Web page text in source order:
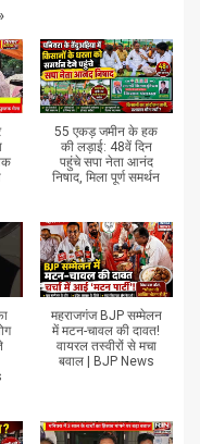
55 एकड़ जमीन के हक
की लड़ाई: 48वें दिन
पहुंचे सपा नेता आनंद
निषाद, मिला पूर्ण समर्थन
महराजगंज BJP सम्मेलन
में मटन-चावल की दावत!
वायरल तस्वीरों से मचा
बवाल | BJP News